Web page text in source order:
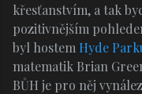
křesťanstvím, a tak
pozitivnějším
byl hostem Hyde
matematik Brian
BŮH je pro něj